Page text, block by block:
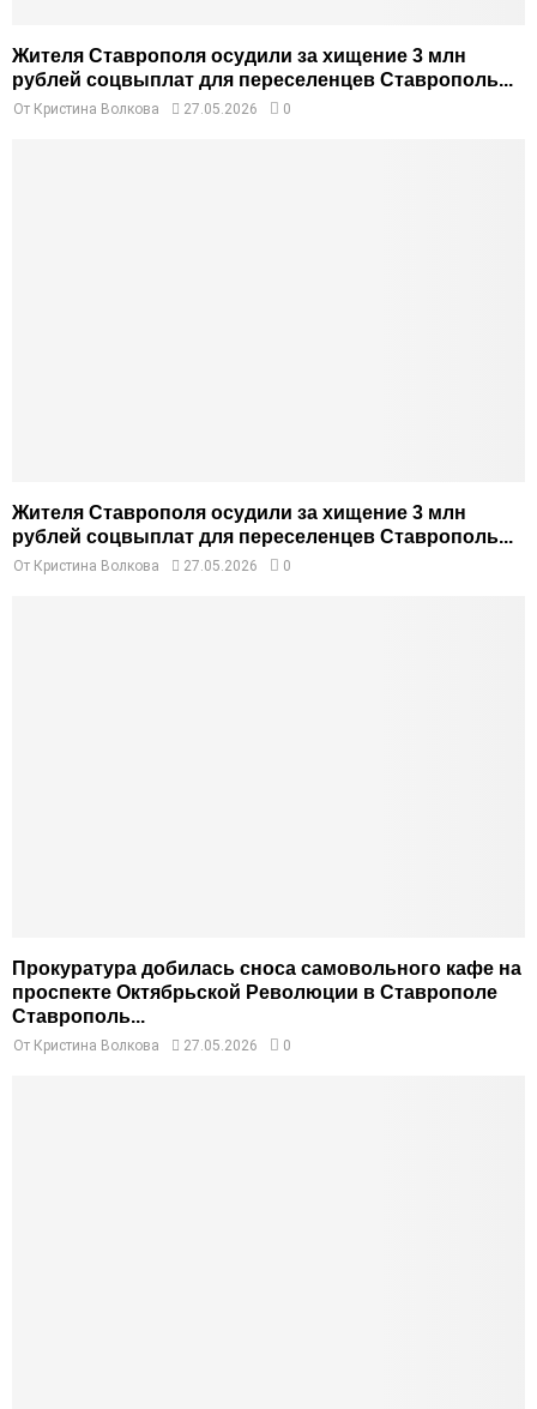
Жителя Ставрополя осудили за хищение 3 млн
рублей соцвыплат для переселенцев Ставрополь...
От Кристина Волкова 27.05.2026 0
Жителя Ставрополя осудили за хищение 3 млн
рублей соцвыплат для переселенцев Ставрополь...
От Кристина Волкова 27.05.2026 0
Прокуратура добилась сноса самовольного кафе на
проспекте Октябрьской Революции в Ставрополе
Ставрополь...
От Кристина Волкова 27.05.2026 0